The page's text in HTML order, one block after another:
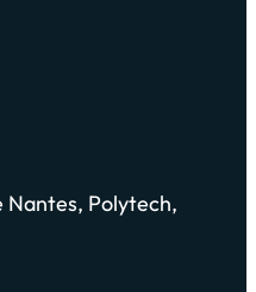
Nantes, Polytech,